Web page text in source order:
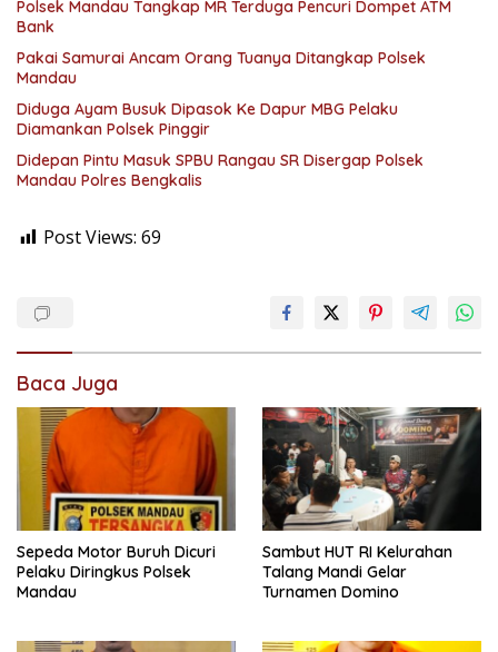
Polsek Mandau Tangkap MR Terduga Pencuri Dompet ATM
Bank
Pakai Samurai Ancam Orang Tuanya Ditangkap Polsek
Mandau
Diduga Ayam Busuk Dipasok Ke Dapur MBG Pelaku
Diamankan Polsek Pinggir
Didepan Pintu Masuk SPBU Rangau SR Disergap Polsek
Mandau Polres Bengkalis
Post Views: 69
Baca Juga
Sepeda Motor Buruh Dicuri
Pelaku Diringkus Polsek
Mandau
Sambut HUT RI Kelurahan
Talang Mandi Gelar
Turnamen Domino